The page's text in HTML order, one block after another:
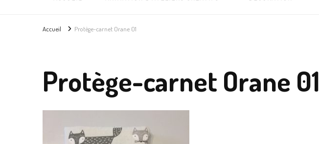
Accueil Protège-carnet Orane 01
Protège-carnet Orane 01